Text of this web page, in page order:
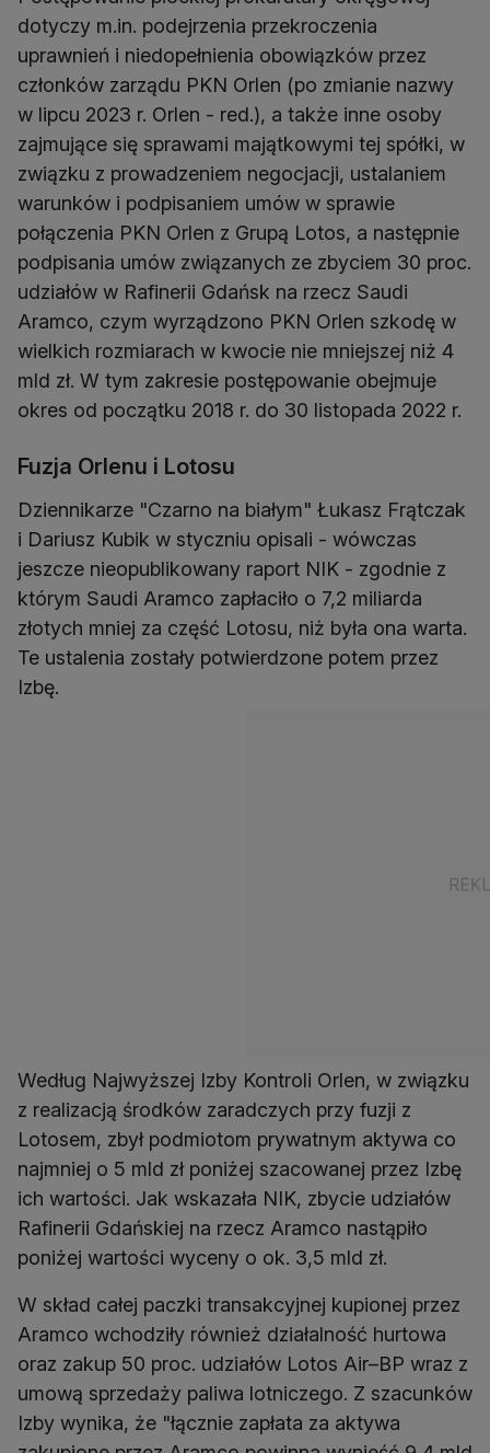
dotyczy m.in. podejrzenia przekroczenia
uprawnień i niedopełnienia obowiązków przez
członków zarządu PKN Orlen (po zmianie nazwy
w lipcu 2023 r. Orlen - red.), a także inne osoby
zajmujące się sprawami majątkowymi tej spółki, w
związku z prowadzeniem negocjacji, ustalaniem
warunków i podpisaniem umów w sprawie
połączenia PKN Orlen z Grupą Lotos, a następnie
podpisania umów związanych ze zbyciem 30 proc.
udziałów w Rafinerii Gdańsk na rzecz Saudi
Aramco, czym wyrządzono PKN Orlen szkodę w
wielkich rozmiarach w kwocie nie mniejszej niż 4
mld zł. W tym zakresie postępowanie obejmuje
okres od początku 2018 r. do 30 listopada 2022 r.
Fuzja Orlenu i Lotosu
Dziennikarze "Czarno na białym" Łukasz Frątczak
i Dariusz Kubik w styczniu opisali - wówczas
jeszcze nieopublikowany raport NIK - zgodnie z
którym Saudi Aramco zapłaciło o 7,2 miliarda
złotych mniej za część Lotosu, niż była ona warta.
Te ustalenia zostały potwierdzone potem przez
Izbę.
Według Najwyższej Izby Kontroli Orlen, w związku
z realizacją środków zaradczych przy fuzji z
Lotosem, zbył podmiotom prywatnym aktywa co
najmniej o 5 mld zł poniżej szacowanej przez Izbę
ich wartości. Jak wskazała NIK, zbycie udziałów
Rafinerii Gdańskiej na rzecz Aramco nastąpiło
poniżej wartości wyceny o ok. 3,5 mld zł.
W skład całej paczki transakcyjnej kupionej przez
Aramco wchodziły również działalność hurtowa
oraz zakup 50 proc. udziałów Lotos Air–BP wraz z
umową sprzedaży paliwa lotniczego. Z szacunków
Izby wynika, że "łącznie zapłata za aktywa